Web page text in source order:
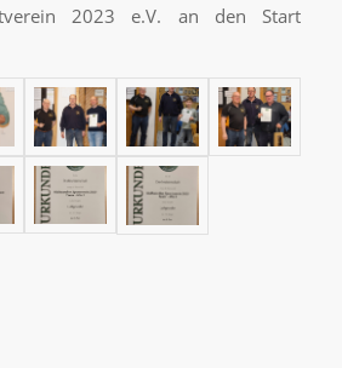
2023 e.V. an den Start